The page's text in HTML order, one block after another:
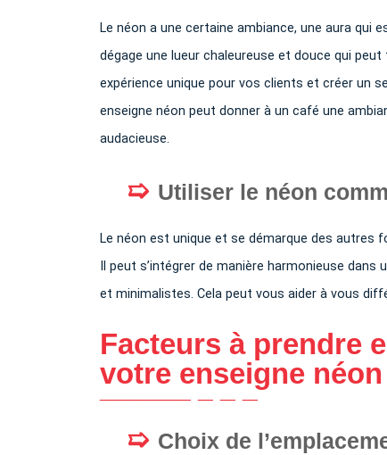
Le néon a une certaine ambiance, une aura qui
dégage une lueur chaleureuse et douce qui
expérience unique pour vos clients et créer un
enseigne néon peut donner à un café une
audacieuse.
Utiliser le néon
Le néon est unique et se démarque des autres
Il peut s’intégrer de manière harmonieuse
et minimalistes. Cela peut vous aider à vous
Facteurs à prendre
votre enseigne néon
Choix de